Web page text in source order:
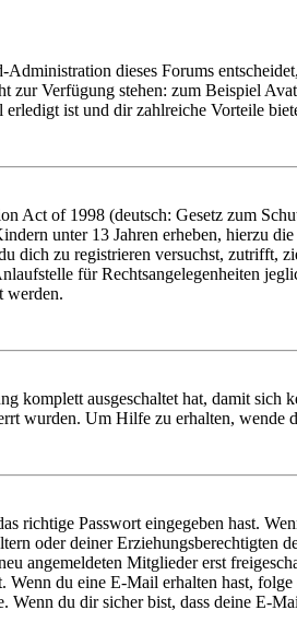
dieses Forums
Verfügung stehen: zum Beispiel
ist und dir zahlreiche Vorteile
Act of 1998 (deutsch: Gesetz zum
unter 13 Jahren erheben, hierzu
dich zu registrieren versuchst, zutrifft,
für Rechtsangelegenheiten
werden.
komplett ausgeschaltet hat, damit
wurden. Um Hilfe zu erhalten, wende
richtige Passwort eingegeben hast.
oder deiner
angemeldeten Mitglieder erst
du eine E-Mail erhalten hast,
du dir sicher bist, dass deine E-